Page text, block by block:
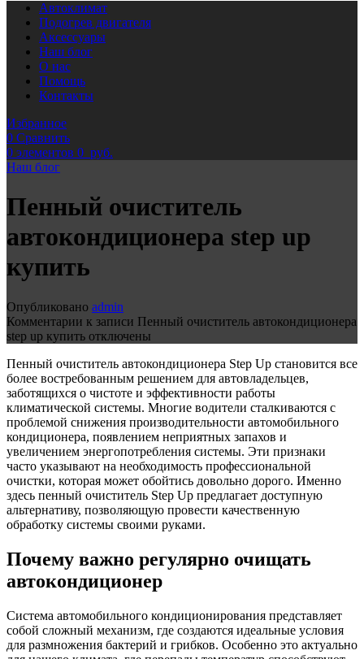
Автоклимат
Подогрев двигателя
Аксессуары
Наш блог
О нас
Помощь
Контакты
Избранное
0 Сравнить
0 элементов 0 руб.
Наш блог
Пенный очиститель
автокондиционера step up
купить
Опубликовано admin
Комментарии к записи Пенный очиститель автокондиционера
step up купить отключены
Пенный очиститель автокондиционера Step Up становится все
более востребованным решением для автовладельцев,
заботящихся о чистоте и эффективности работы
климатической системы. Многие водители сталкиваются с
проблемой снижения производительности автомобильного
кондиционера, появлением неприятных запахов и
увеличением энергопотребления системы. Эти признаки
часто указывают на необходимость профессиональной
очистки, которая может обойтись довольно дорого. Именно
здесь пенный очиститель Step Up предлагает доступную
альтернативу, позволяющую провести качественную
обработку системы своими руками.
Почему важно регулярно очищать
автокондиционер
Система автомобильного кондиционирования представляет
собой сложный механизм, где создаются идеальные условия
для размножения бактерий и грибков. Особенно это актуально